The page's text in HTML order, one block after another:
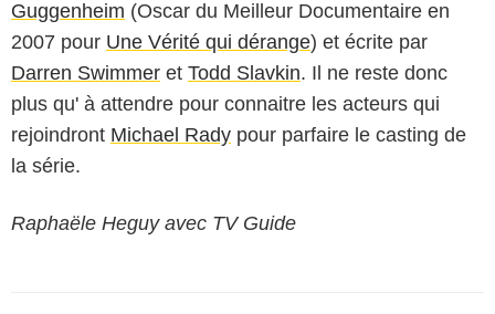
Guggenheim (Oscar du Meilleur Documentaire en
2007 pour Une Vérité qui dérange) et écrite par
Darren Swimmer et Todd Slavkin. Il ne reste donc
plus qu' à attendre pour connaitre les acteurs qui
rejoindront Michael Rady pour parfaire le casting de
la série.
Raphaële Heguy avec TV Guide